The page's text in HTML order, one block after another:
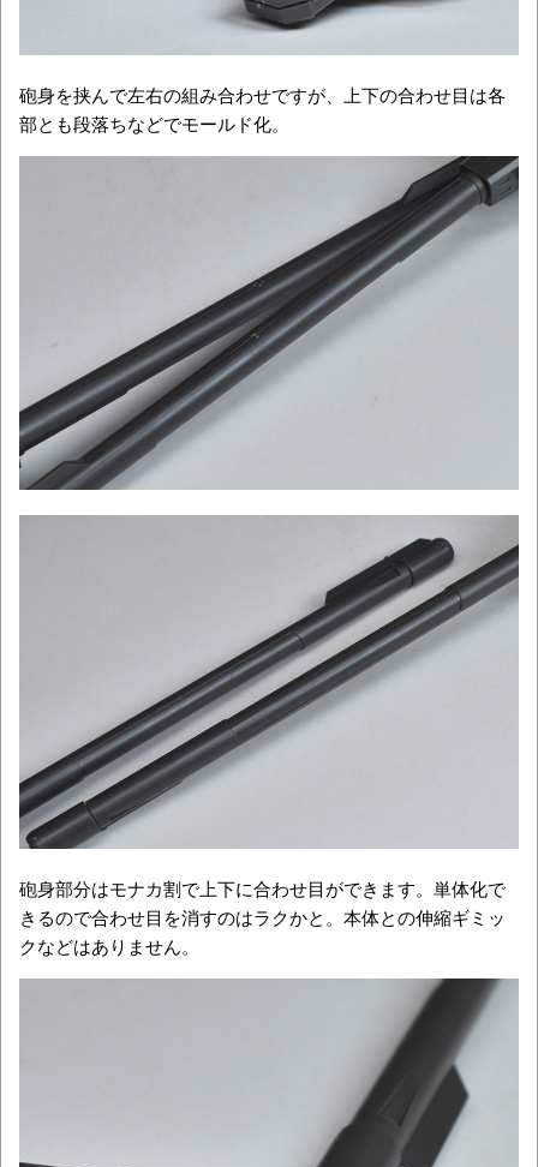
砲身を挟んで左右の組み合わせですが、上下の合わせ目は各
部とも段落ちなどでモールド化。
砲身部分はモナカ割で上下に合わせ目ができます。単体化で
きるので合わせ目を消すのはラクかと。本体との伸縮ギミッ
クなどはありません。